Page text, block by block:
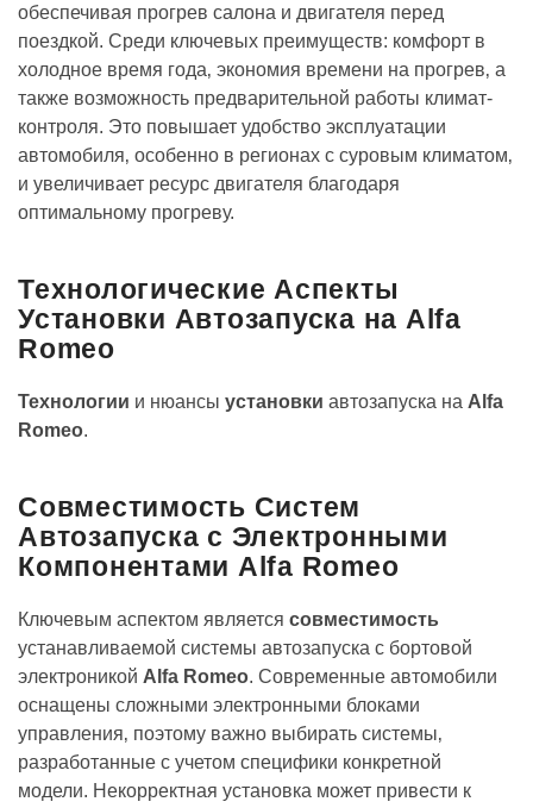
обеспечивая прогрев салона и двигателя перед
поездкой. Среди ключевых преимуществ: комфорт в
холодное время года‚ экономия времени на прогрев‚ а
также возможность предварительной работы климат-
контроля. Это повышает удобство эксплуатации
автомобиля‚ особенно в регионах с суровым климатом‚
и увеличивает ресурс двигателя благодаря
оптимальному прогреву.
Технологические Аспекты
Установки Автозапуска на Alfa
Romeo
Технологии и нюансы установки автозапуска на Alfa
Romeo.
Совместимость Систем
Автозапуска с Электронными
Компонентами Alfa Romeo
Ключевым аспектом является совместимость
устанавливаемой системы автозапуска с бортовой
электроникой Alfa Romeo. Современные автомобили
оснащены сложными электронными блоками
управления‚ поэтому важно выбирать системы‚
разработанные с учетом специфики конкретной
модели. Некорректная установка может привести к